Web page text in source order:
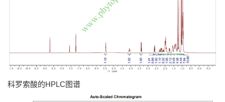
科罗索酸的HPLC图谱